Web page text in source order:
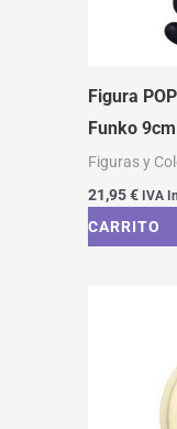
Figura
Funko 9cm
Figuras y
21,95€ IVA
CARRITO